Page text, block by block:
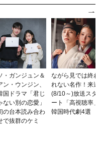
・ガンジュン＆
ン・ウンジン、
国ドラマ「君じ
ない別の恋愛」
の台本読み合わ
で抜群のケミ
ながら見では終わ
れない名作！来週
(8/10～)放送スタ
ート「高視聴率」
韓国時代劇4選